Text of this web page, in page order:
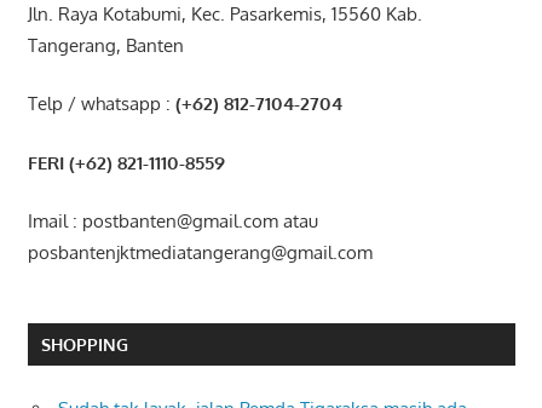
Jln. Raya Kotabumi, Kec. Pasarkemis, 15560 Kab.
Tangerang, Banten
Telp / whatsapp : (+62) 812-7104-2704
FERI (+62) 821-1110-8559
Imail : postbanten@gmail.com atau
posbantenjktmediatangerang@gmail.com
SHOPPING